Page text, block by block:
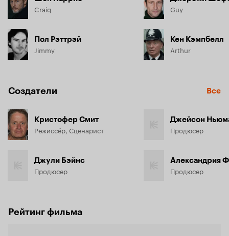
Craig
Пол Рэттрэй
Jimmy
Guy
Кен Кэмпбелл
Arthur
Создатели Все
Кристофер Смит
Режиссёр, Сценарист
Джули Бэйнс
Продюсер
Джейсон
Продюсер
Александрия
Продюсер
Рейтинг фильма